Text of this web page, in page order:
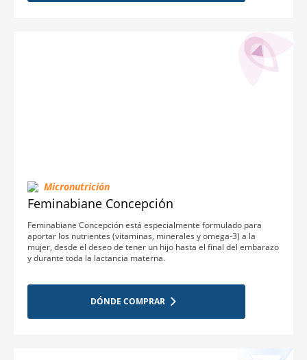
Micronutrición
Feminabiane Concepción
Feminabiane Concepción está especialmente formulado para
aportar los nutrientes (vitaminas, minerales y omega-3) a la
mujer, desde el deseo de tener un hijo hasta el final del embarazo
y durante toda la lactancia materna.
DÓNDE COMPRAR